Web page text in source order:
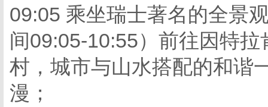
09:05 乘坐瑞士著名的全景
间09:05-10:55）前往因特
村，城市与山水搭配的和谐
漫；